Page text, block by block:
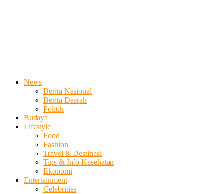
News
Berita Nasional
Berita Daerah
Politik
Budaya
Lifestyle
Food
Fashion
Travel & Destinasi
Tips & Info Kesehatan
Ekonomi
Entertainment
Celebrities